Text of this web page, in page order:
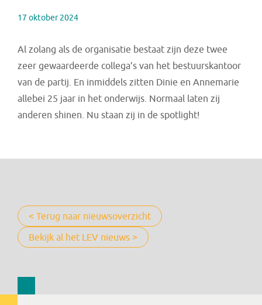
17 oktober 2024
Al zolang als de organisatie bestaat zijn deze twee
zeer gewaardeerde collega’s van het bestuurskantoor
van de partij. En inmiddels zitten Dinie en Annemarie
allebei 25 jaar in het onderwijs. Normaal laten zij
anderen shinen. Nu staan zij in de spotlight!
< Terug naar nieuwsoverzicht
Bekijk al het LEV nieuws >